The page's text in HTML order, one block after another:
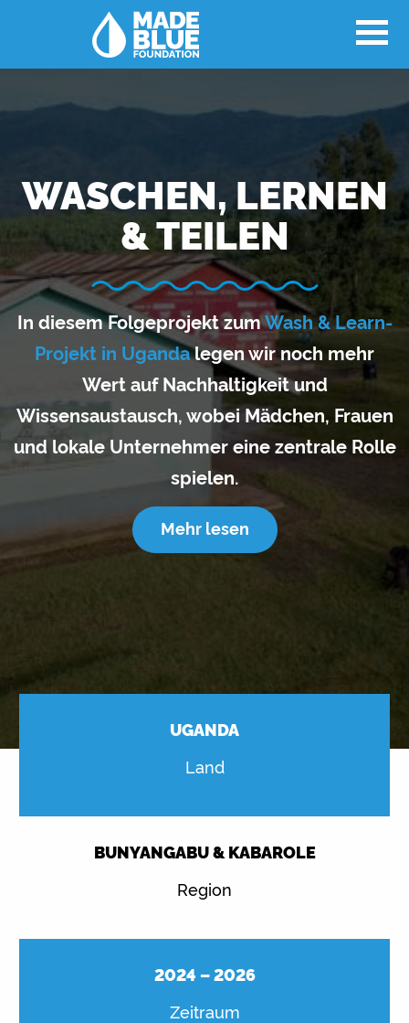
WASCHEN, LERNEN
& TEILEN
In diesem Folgeprojekt zumWash & Learn-
Projekt in Ugandalegen wir noch mehr
Wert auf Nachhaltigkeit und
Wissensaustausch, wobei Mädchen, Frauen
und lokale Unternehmer eine zentrale Rolle
spielen.
Mehr lesen
UGANDA
Land
BUNYANGABU & KABAROLE
Region
2024 – 2026
Zeitraum